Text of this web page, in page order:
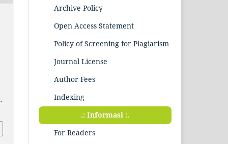
Archive Policy
Open Access Statement
Policy of Screening for Plagiarism
Journal License
Author Fees
Indexing
.: Informasi :.
For Readers